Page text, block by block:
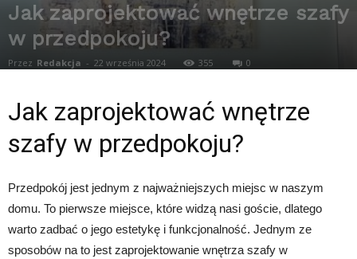
Jak zaprojektować wnętrze szafy
w przedpokoju?
Przez Redakcja - 22 września 2024 355 0
Jak zaprojektować wnętrze
szafy w przedpokoju?
Przedpokój jest jednym z najważniejszych miejsc w naszym
domu. To pierwsze miejsce, które widzą nasi goście, dlatego
warto zadbać o jego estetykę i funkcjonalność. Jednym ze
sposobów na to jest zaprojektowanie wnętrza szafy w